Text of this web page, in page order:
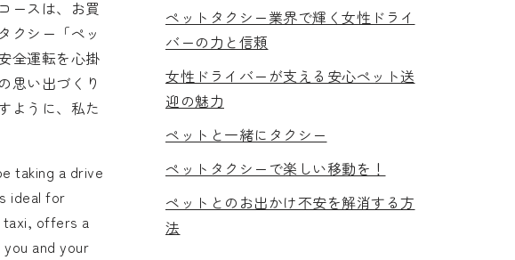
ースは、お買
クシー「ペッ
全運転を心掛
思い出づくり
ように、私た
taking a drive
ideal for
taxi, offers a
and your
ペットタクシー業界で輝く女性ドライ
バーの力と信頼
女性ドライバーが支える安心ペット送
迎の魅力
ペットと一緒にタクシー
ペットタクシーで楽しい移動を！
ペットとのお出かけ不安を解消する方
法